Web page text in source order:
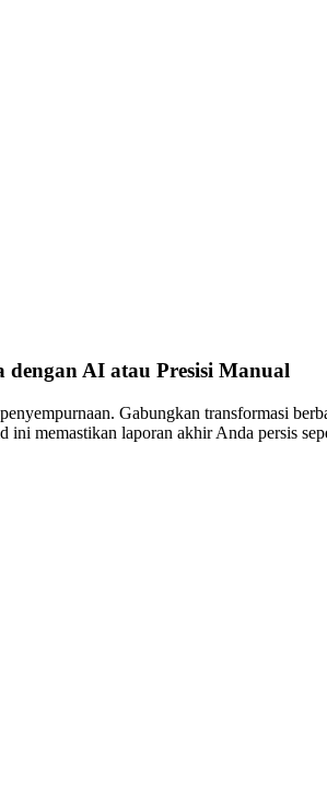
AI atau Presisi Manual
Gabungkan transformasi
ini memastikan laporan akhir Anda persis